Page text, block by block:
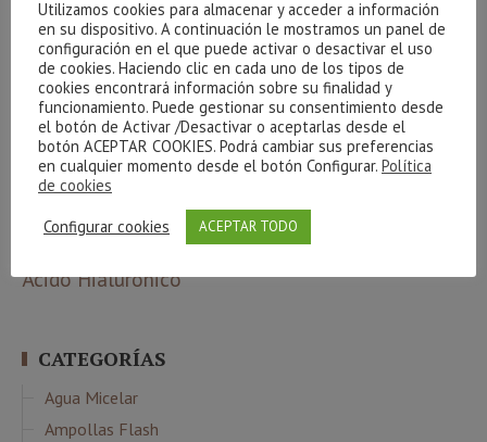
ETIQUETAS
100 natural aethern algas amigos arrugas Atache beauty party
beauty team bebibles bronceado básicos café Carrera de la mujer
celulitis Cestas colágeno corporal creativite cuidados básicos Cvital
envejecimiento facial gel gracias hidrófila higieneIndiba
Limpiezaluminosidad
massadaNavidad Nutricosmética
solsorteo
Ácido Hialurónico
CATEGORÍAS
Agua Micelar
Ampollas Flash
Utilizamos cookies para almacenar y acceder a información
en su dispositivo. A continuación le mostramos un panel de
configuración en el que puede activar o desactivar el uso
de cookies. Haciendo clic en cada uno de los tipos de
cookies encontrará información sobre su finalidad y
funcionamiento. Puede gestionar su consentimiento desde
el botón de Activar /Desactivar o aceptarlas desde el
botón ACEPTAR COOKIES. Podrá cambiar sus preferencias
en cualquier momento desde el botón Configurar. Política
de cookies
Configurar cookies
ACEPTAR TODO